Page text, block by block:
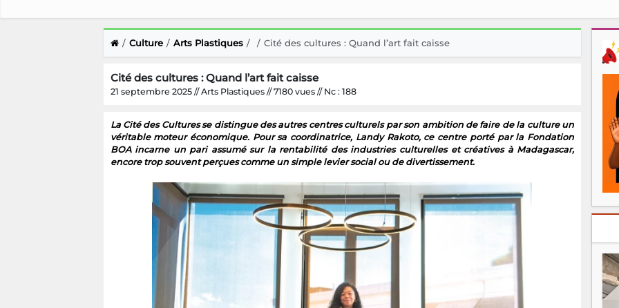
Culture Arts Plastiques Cité des cultures : Quand l’art fait caisse
Cité des cultures : Quand l’art fait caisse
21 septembre 2025 // Arts Plastiques // 7180 vues // Nc : 188
La Cité des Cultures se distingue des autres centres culturels par son ambition de faire de la culture un
véritable moteur économique. Pour sa coordinatrice, Landy Rakoto, ce centre porté par la Fondation
BOA incarne un pari assumé sur la rentabilité des industries culturelles et créatives à Madagascar,
encore trop souvent perçues comme un simple levier social ou de divertissement.